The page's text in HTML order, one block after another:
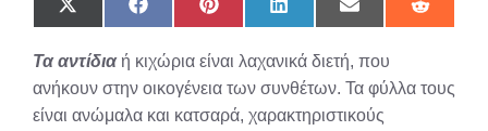
Share
on
(Twitter)
Share
on
Share
on
Share
on
Share
on
Share
on
Τα αντίδιαή κιχώρια είναι λαχανικά διετή, που
ανήκουν στην οικογένεια των συνθέτων. Τα φύλλα τους
είναι ανώμαλα και κατσαρά, χαρακτηριστικούς